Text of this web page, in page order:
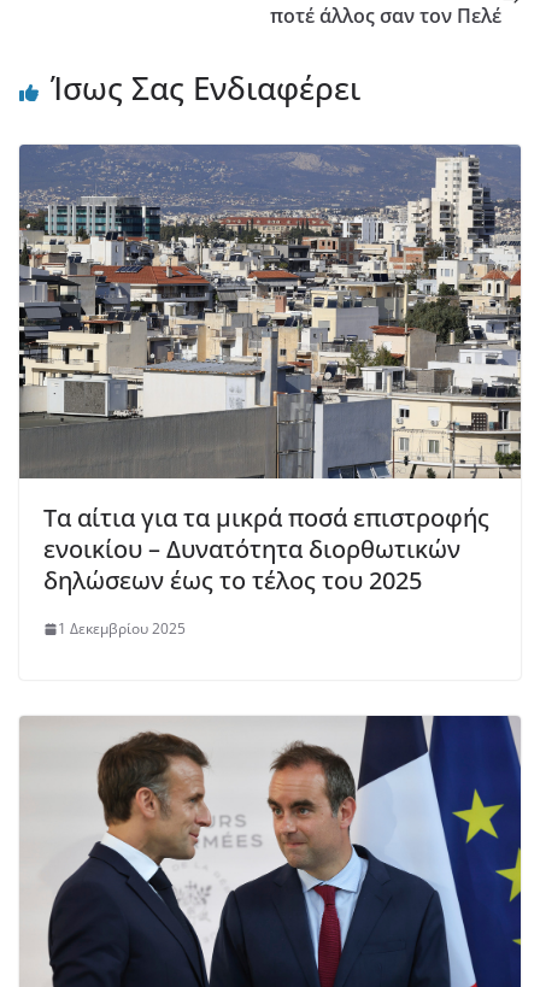
ποτέ άλλος σαν τον Πελέ
Ίσως Σας Ενδιαφέρει
Τα αίτια για τα μικρά ποσά επιστροφής
ενοικίου – Δυνατότητα διορθωτικών
δηλώσεων έως το τέλος του 2025
1 Δεκεμβρίου 2025